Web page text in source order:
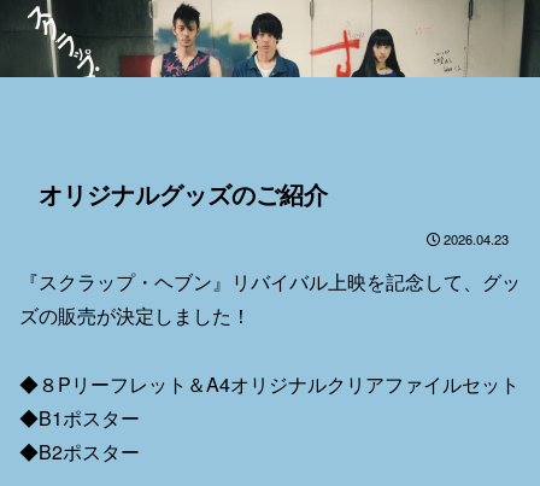
オリジナルグッズのご紹介
2026.04.23
『スクラップ・ヘブン』リバイバル上映を記念して、グッ
ズの販売が決定しました！
◆８Pリーフレット＆A4オリジナルクリアファイルセット
◆B1ポスター
◆B2ポスター